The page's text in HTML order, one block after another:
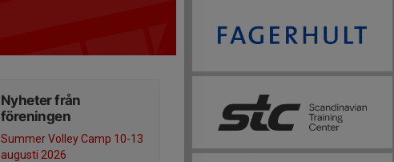
Nyheter från
föreningen
Summer Volley Camp 10-13
augusti 2026